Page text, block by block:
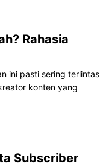
Rahasia
ini pasti sering terlintas
konten yang
Subscriber